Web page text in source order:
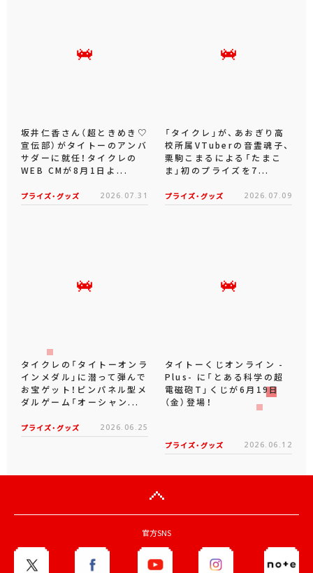
坂井仁香さん（超ときめき♡
宣伝部）がタイトーのアンバ
サダーに就任！タイクレの
WEB CMが8月1日よ...
プライズ・グッズ 2026.07.31
「タイクレ」が、あおぎり高
校所属VTuberの音霊魂子、
栗駒こまるによる「たまこ
ま」初のプライズを7...
プライズ・グッズ 2026.07.09
タイクレの「タイトーオンラ
インメダル」に潜って弾んで
お宝ゲット！ピンパネル型メ
ダルゲーム「オーシャン...
プライズ・グッズ 2026.06.25
タイトーくじオンライン -
Plus- に「とある科学の超
電磁砲T」くじが6月19日
（金）登場！
プライズ・グッズ 2026.06.12
官方SNS